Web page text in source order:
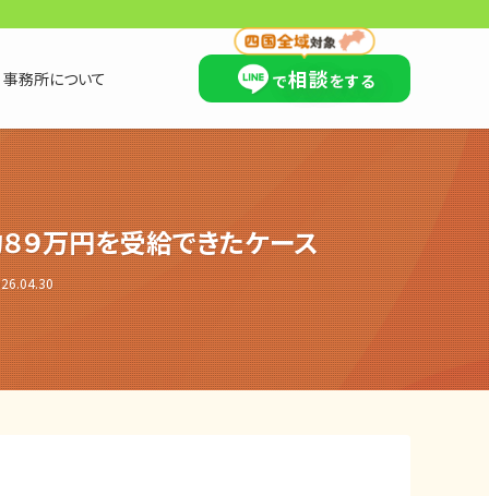
×
事務所について で相談をする
９万円を受給できたケース